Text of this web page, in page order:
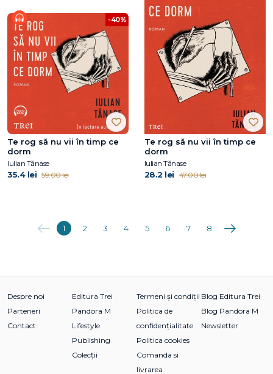
-40%
Te rog să nu vii în timp ce
dorm
Iulian Tănase
35.4 lei 59.00 lei
Te rog să nu vii în timp ce
dorm
Iulian Tănase
28.2 lei 47.00 lei
Anterioara
1 2 3 4 5 6 7 8 Următoarea
Despre noi
Parteneri
Contact
Editura Trei
Pandora M
Lifestyle
Publishing
Colecții
Termeni și condiții
Politica de
confidențialitate
Politica cookies
Comanda si
livrarea
Blog Editura Trei
Blog Pandora M
Newsletter